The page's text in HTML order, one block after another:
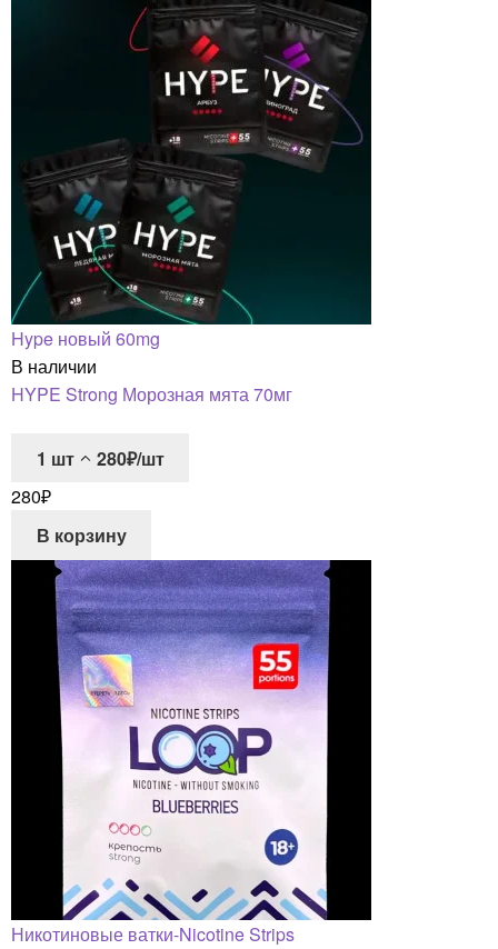
Hype новый 60mg
В наличии
HYPE Strong Морозная мята 70мг
1 шт
280₽/шт
280₽
В корзину
Никотиновые ватки-Nicotine Strips